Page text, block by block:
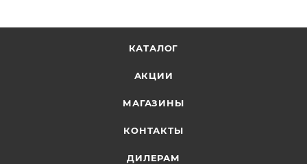
КАТАЛОГ
АКЦИИ
МАГАЗИНЫ
КОНТАКТЫ
ДИЛЕРАМ